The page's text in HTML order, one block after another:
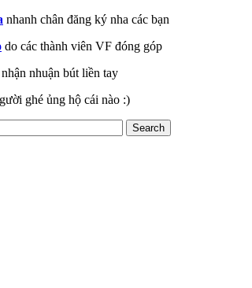
nhanh chân đăng ký nha các bạn
do các thành viên VF đóng góp
nhận nhuận bút liền tay
ghé ủng hộ cái nào :)